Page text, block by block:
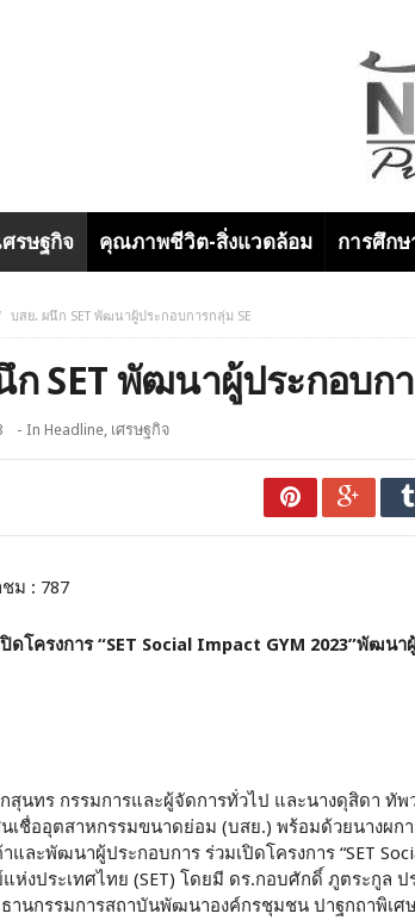
ศรษฐกิจ คุณภาพชีวิต-สิ่งแวดล้อม การศึกษ
บสย. ผนึก SET พัฒนาผู้ประกอบการกลุ่ม SE
SET พัฒนาผู้ประกอบก
- In Headline, เศรษฐกิจ
ชม : 787
ดโครงการ “SET Social Impact GYM 2023”พัฒนา
สุนทร กรรมการและผู้จัดการทั่วไป และนางดุสิดา ทัพ
เชื่ออุตสาหกรรมขนาดย่อม (บสย.) พร้อมด้วยนางผก
และพัฒนาผู้ประกอบการ ร่วมเปิดโครงการ “SET
ห่งประเทศไทย (SET) โดยมี ดร.กอบศักดิ์ ภูตระกูล
านกรรมการสถาบันพัฒนาองค์กรชุมชน ปาฐกถาพิเศษ